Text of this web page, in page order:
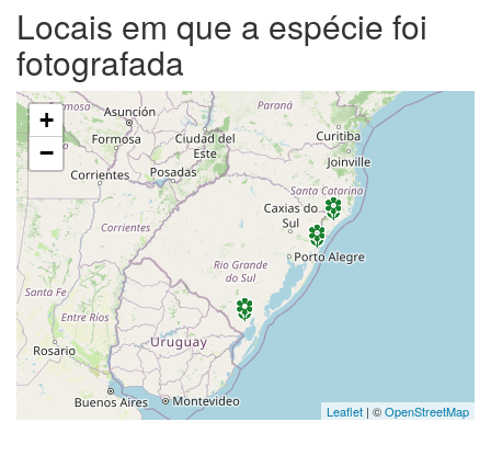
Locais em que a espécie foi
fotografada
+
−
Leaflet | ©OpenStreetMap